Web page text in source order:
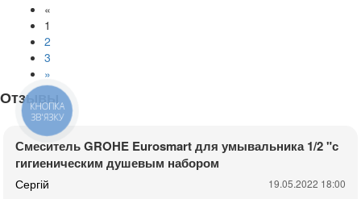
«
1
2
3
»
Отзывы
Смеситель GROHE Eurosmart для умывальника 1/2 "с
гигиеническим душевым набором
Сергій 19.05.2022 18:00
КНОПКА
ЗВ'ЯЗКУ